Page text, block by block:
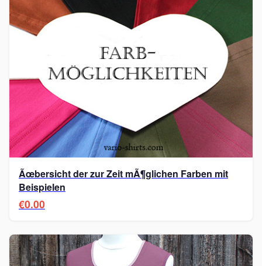
Ãœbersicht der zur Zeit mÃ¶glichen Farben mit
Beispielen
€0.00